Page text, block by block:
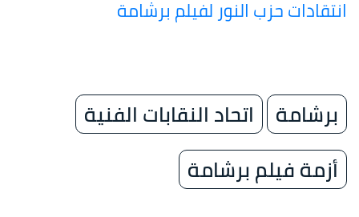
انتقادات حزب النور لفيلم برشامة
برشامة
اتحاد النقابات الفنية
أزمة فيلم برشامة